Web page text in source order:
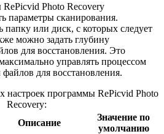
Photo Recovery
параметры сканирования.
или диск, с которых следует
можно задать глубину
для восстановления. Это
управлять процессом
для восстановления.
настроек программы RePicvid Photo
Recovery:
Описание
Значение по
умолчанию